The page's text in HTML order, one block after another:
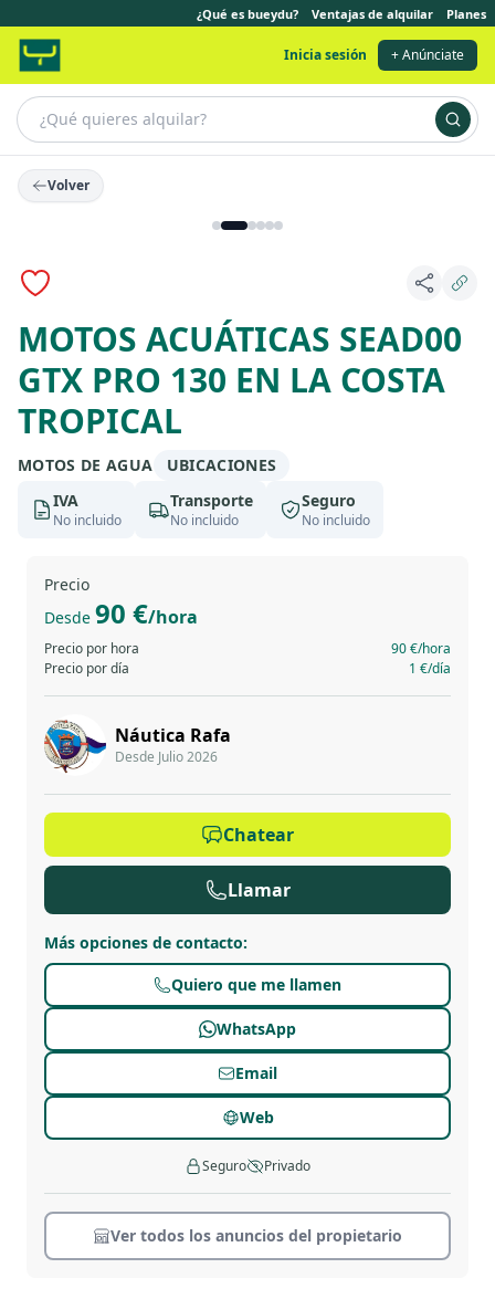
¿Qué es bueydu? Ventajas de alquilar Planes
Inicia sesión + Anúnciate
Volver
MOTOS ACUÁTICAS SEAD00
GTX PRO 130 EN LA COSTA
TROPICAL
MOTOS DE AGUA
UBICACIONES
IVA
No incluido
Transporte
No incluido
Seguro
No incluido
Precio
Desde 90 €/hora
Precio por hora 90 €/hora
Precio por día
1 €/día
Náutica Rafa
Desde Julio 2026
Chatear
Llamar
Más opciones de contacto:
Quiero que me llamen
WhatsApp
Email
Web
Seguro Privado
Ver todos los anuncios del propietario